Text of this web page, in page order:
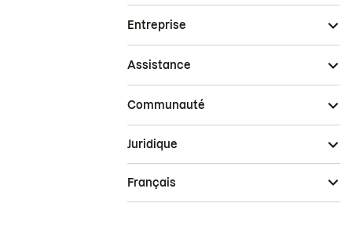
Entreprise
Assistance
Communauté
Juridique
Français